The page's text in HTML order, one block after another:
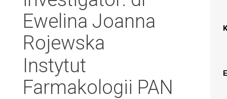
Ewelina Joanna
Rojewska
Instytut
Farmakologii PAN